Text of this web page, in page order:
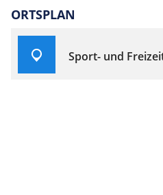
ORTSPLAN
Sport- und